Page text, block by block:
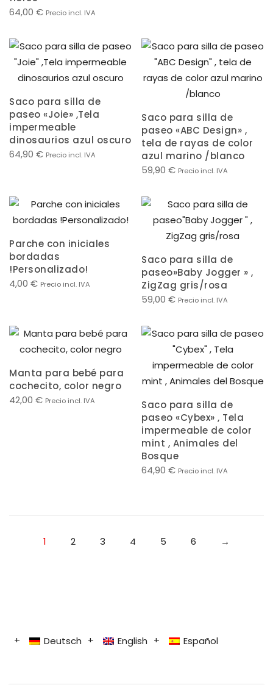
64,00 € Precio incl. IVA
Saco para silla de
paseo «Joie» ,Tela
impermeable
dinosaurios azul oscuro
64,90 € Precio incl. IVA
Saco para silla de
paseo «ABC Design» ,
tela de rayas de color
azul marino /blanco
59,90 € Precio incl. IVA
Parche con iniciales
bordadas
!Personalizado!
4,00 € Precio incl. IVA
Saco para silla de
paseo»Baby Jogger » ,
ZigZag gris/rosa
59,00 € Precio incl. IVA
Manta para bebé para
cochecito, color negro
42,00 € Precio incl. IVA
Saco para silla de
paseo «Cybex» , Tela
impermeable de color
mint , Animales del
Bosque
64,90 € Precio incl. IVA
1 2 3 4 5 6 →
Deutsch English Español